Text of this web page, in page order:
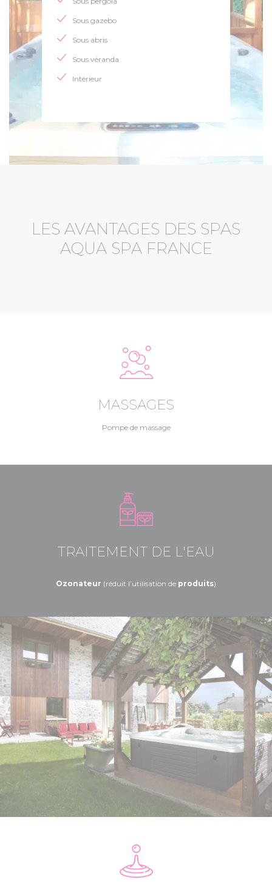
Sous gazebo
Sous abris
Sous véranda
Intérieur
LES AVANTAGES DES SPAS
AQUA SPA FRANCE
MASSAGES
Pompe de massage
TRAITEMENT DE L'EAU
Ozonateur (réduit l’utilisation de produits)